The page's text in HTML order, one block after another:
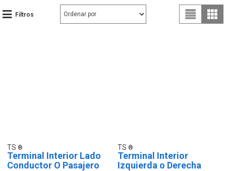
Filtros
TS
Terminal Interior Lado
Conductor O Pasajero
TS
Terminal Interior
Izquierda o Derecha